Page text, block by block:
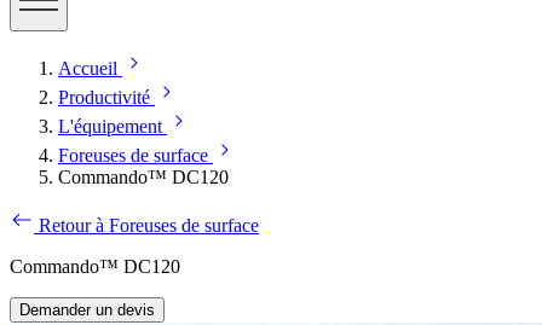
Accueil
Productivité
L'équipement
Foreuses de surface
Commando™ DC120
Retour à Foreuses de surface
Commando™ DC120
Demander un devis